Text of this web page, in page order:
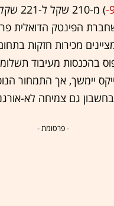
-
‏) מ-210
שחברת הפינטק הדואלית
מכירות חזקות
בהכנסות מעיבוד
יימשך, אך התמחור
גם צמיחה לא-
- פרסומת -